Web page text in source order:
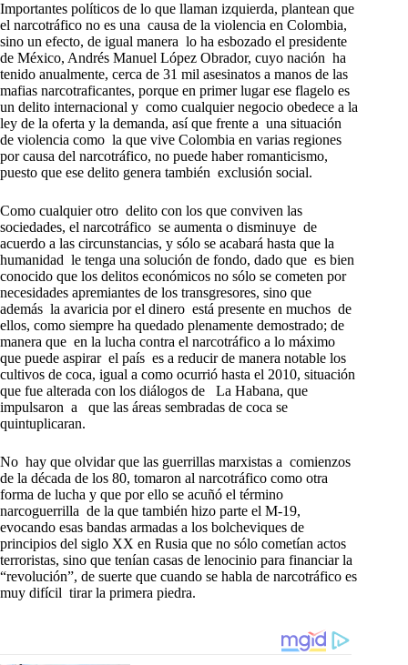
Importantes políticos de lo que llaman izquierda, plantean que
el narcotráfico no es una causa de la violencia en Colombia,
sino un efecto, de igual manera lo ha esbozado el presidente
de México, Andrés Manuel López Obrador, cuyo nación ha
tenido anualmente, cerca de 31 mil asesinatos a manos de las
mafias narcotraficantes, porque en primer lugar ese flagelo es
un delito internacional y como cualquier negocio obedece a la
ley de la oferta y la demanda, así que frente a una situación
de violencia como la que vive Colombia en varias regiones
por causa del narcotráfico, no puede haber romanticismo,
puesto que ese delito genera también exclusión social.
Como cualquier otro delito con los que conviven las
sociedades, el narcotráfico se aumenta o disminuye de
acuerdo a las circunstancias, y sólo se acabará hasta que la
humanidad le tenga una solución de fondo, dado que es bien
conocido que los delitos económicos no sólo se cometen por
necesidades apremiantes de los transgresores, sino que
además la avaricia por el dinero está presente en muchos de
ellos, como siempre ha quedado plenamente demostrado; de
manera que en la lucha contra el narcotráfico a lo máximo
que puede aspirar el país es a reducir de manera notable los
cultivos de coca, igual a como ocurrió hasta el 2010, situación
que fue alterada con los diálogos de La Habana, que
impulsaron a que las áreas sembradas de coca se
quintuplicaran.
No hay que olvidar que las guerrillas marxistas a comienzos
de la década de los 80, tomaron al narcotráfico como otra
forma de lucha y que por ello se acuñó el término
narcoguerrilla de la que también hizo parte el M-19,
evocando esas bandas armadas a los bolcheviques de
principios del siglo XX en Rusia que no sólo cometían actos
terroristas, sino que tenían casas de lenocinio para financiar la
“revolución”, de suerte que cuando se habla de narcotráfico es
muy difícil tirar la primera piedra.